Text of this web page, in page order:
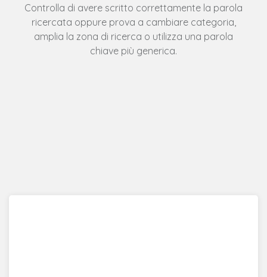
Controlla di avere scritto correttamente la parola
ricercata oppure prova a cambiare categoria,
amplia la zona di ricerca o utilizza una parola
chiave più generica.